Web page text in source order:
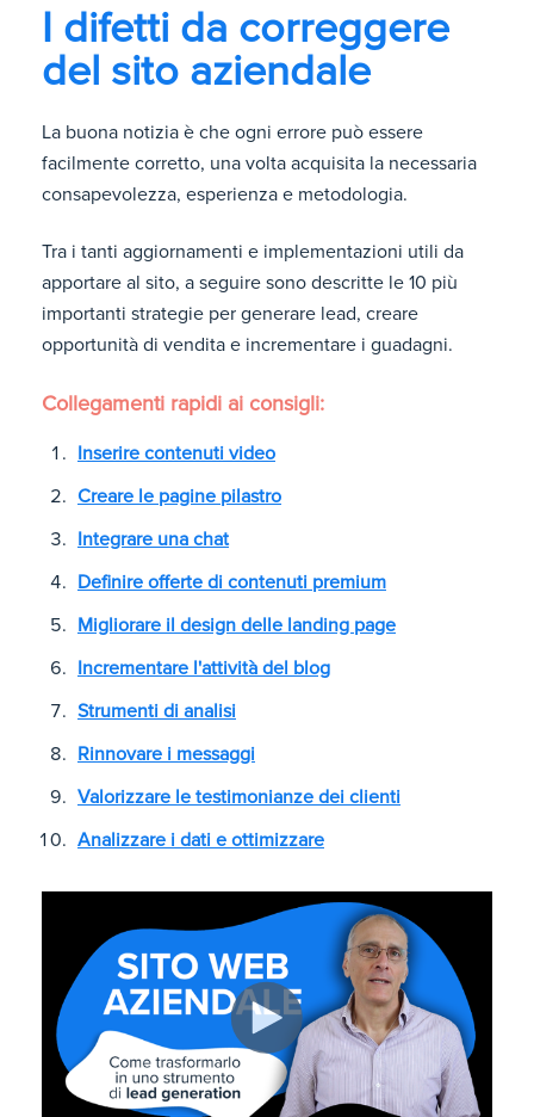
I difetti da correggere
del sito aziendale
La buona notizia è che ogni errore può essere
facilmente corretto, una volta acquisita la necessaria
consapevolezza, esperienza e metodologia.
Tra i tanti aggiornamenti e implementazioni utili da
apportare al sito, a seguire sono descritte le 10 più
importanti strategie per generare lead, creare
opportunità di vendita e incrementare i guadagni.
Collegamenti rapidi ai consigli:
Inserire contenuti video
Creare le pagine pilastro
Integrare una chat
Definire offerte di contenuti premium
Migliorare il design delle landing page
Incrementare l'attività del blog
Strumenti di analisi
Rinnovare i messaggi
Valorizzare le testimonianze dei clienti
Analizzare i dati e ottimizzare